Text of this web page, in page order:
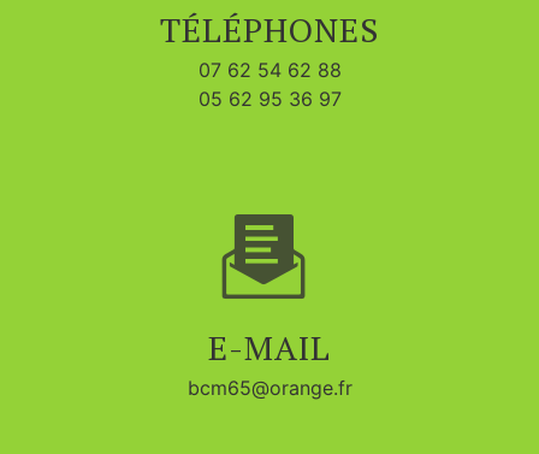
TÉLÉPHONES
07 62 54 62 88
05 62 95 36 97
E-MAIL
bcm65@orange.fr